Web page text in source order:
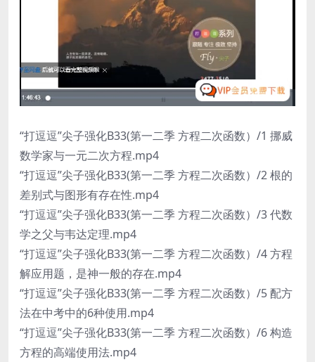
“打逗逗”尖子强化B33(第一二季 方程二次函数）/1 挪威
数学家与一元二次方程.mp4
“打逗逗”尖子强化B33(第一二季 方程二次函数）/2 根的
差别式与图形有存在性.mp4
“打逗逗”尖子强化B33(第一二季 方程二次函数）/3 代数
学之父与韦达定理.mp4
“打逗逗”尖子强化B33(第一二季 方程二次函数）/4 方程
解应用题，是神一般的存在.mp4
“打逗逗”尖子强化B33(第一二季 方程二次函数）/5 配方
法在中考中的6种使用.mp4
“打逗逗”尖子强化B33(第一二季 方程二次函数）/6 构造
方程的高端使用法.mp4